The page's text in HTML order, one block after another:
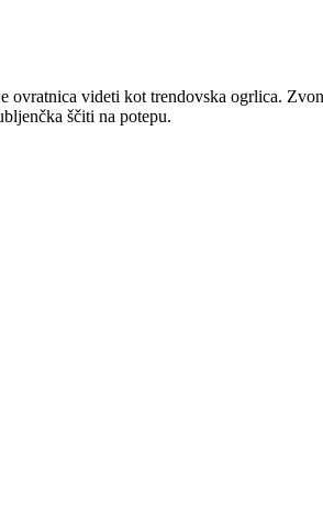
ovratnica videti kot trendovska ogrlica.
ščiti na potepu.